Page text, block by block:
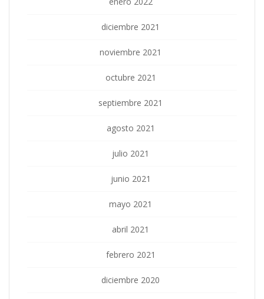
diciembre 2021
noviembre 2021
octubre 2021
septiembre 2021
agosto 2021
julio 2021
junio 2021
mayo 2021
abril 2021
febrero 2021
diciembre 2020